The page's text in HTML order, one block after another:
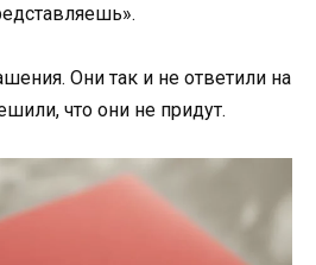
Они так и не ответили на
что они не придут.